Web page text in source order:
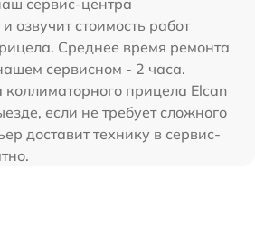
сервис-центра
озвучит стоимость работ
Среднее время ремонта
сервисном - 2 часа.
прицела Elcan
если не требует сложного
доставит технику в сервис-